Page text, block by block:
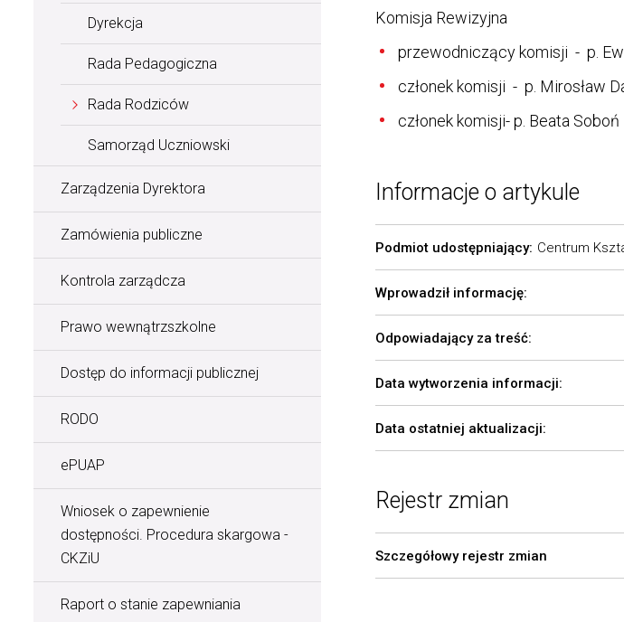
Dyrekcja
Rada Pedagogiczna
Rada Rodziców
Samorząd Uczniowski
Zarządzenia Dyrektora
Zamówienia publiczne
Kontrola zarządcza
Prawo wewnątrzszkolne
Dostęp do informacji publicznej
RODO
ePUAP
Wniosek o zapewnienie
dostępności. Procedura skargowa -
CKZiU
Raport o stanie zapewniania
Komisja Rewizyjna
przewodniczący komisji - p.
członek komisji - p. Mirosław
członek komisji- p. Beata Soboń
Informacje o artykule
Podmiot udostępniający: Centrum
Wprowadził informację:
Odpowiadający za treść:
Data wytworzenia informacji:
Data ostatniej aktualizacji:
Rejestr zmian
Szczegółowy rejestr zmian